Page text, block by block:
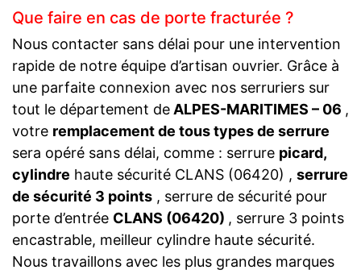
Que faire en cas de porte fracturée ?
Nous contacter sans délai pour une intervention
rapide de notre équipe d’artisan ouvrier. Grâce à
une parfaite connexion avec nos serruriers sur
tout le département deALPES-MARITIMES – 06 ,
votre remplacement de tous types de serrure
sera opéré sans délai, comme : serrure picard,
cylindre haute sécurité CLANS (06420) , serrure
de sécurité 3 points , serrure de sécurité pour
porte d’entrée CLANS (06420) , serrure 3 points
encastrable, meilleur cylindre haute sécurité.
Nous travaillons avec les plus grandes marques